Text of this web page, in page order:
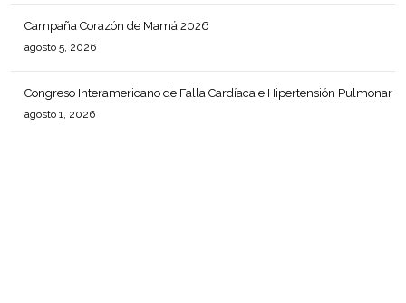
Campaña Corazón de Mamá 2026
agosto 5, 2026
Congreso Interamericano de Falla Cardíaca e Hipertensión Pulmonar
agosto 1, 2026